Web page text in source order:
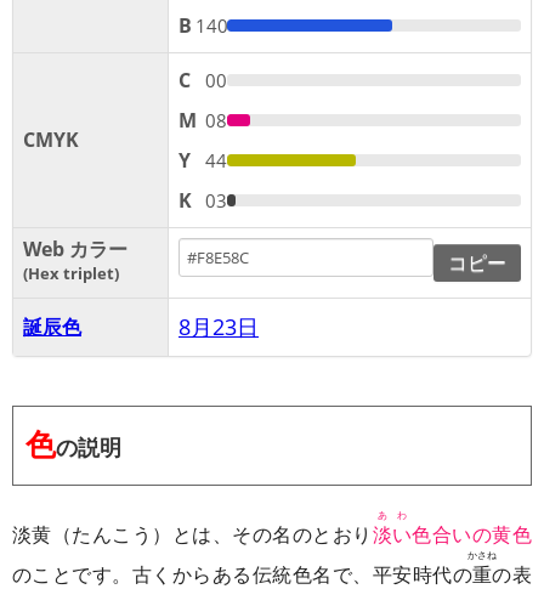
B 140
CMYK
C 00
M 08
Y 44
K 03
Web カラー
Hex triplet コピー
誕辰色 8月23日
色の説明
淡黄（たんこう）とは、その名のとおり 淡い
あわ
色合いの黄色
のことです。古くからある伝統色名で、平安時代の重
かさね
の表